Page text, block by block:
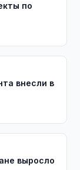
по
внесли в
выросло